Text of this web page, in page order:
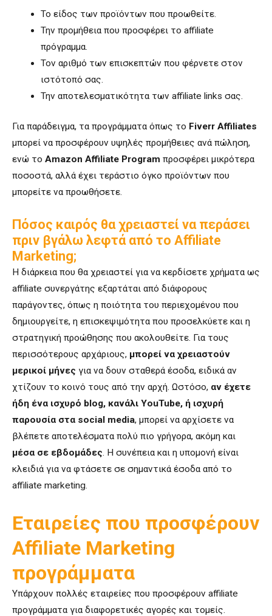
Το είδος των προϊόντων που προωθείτε.
Την προμήθεια που προσφέρει το affiliate
πρόγραμμα.
Τον αριθμό των επισκεπτών που φέρνετε στον
ιστότοπό σας.
Την αποτελεσματικότητα των affiliate links σας.
Για παράδειγμα, τα προγράμματα όπως το Fiverr Affiliates
μπορεί να προσφέρουν υψηλές προμήθειες ανά πώληση,
ενώ το Amazon Affiliate Program προσφέρει μικρότερα
ποσοστά, αλλά έχει τεράστιο όγκο προϊόντων που
μπορείτε να προωθήσετε.
Πόσος καιρός θα χρειαστεί να περάσει
πριν βγάλω λεφτά από το Affiliate
Marketing;
Η διάρκεια που θα χρειαστεί για να κερδίσετε χρήματα ως
affiliate συνεργάτης εξαρτάται από διάφορους
παράγοντες, όπως η ποιότητα του περιεχομένου που
δημιουργείτε, η επισκεψιμότητα που προσελκύετε και η
στρατηγική προώθησης που ακολουθείτε. Για τους
περισσότερους αρχάριους, μπορεί να χρειαστούν
μερικοί μήνες για να δουν σταθερά έσοδα, ειδικά αν
χτίζουν το κοινό τους από την αρχή. Ωστόσο, αν έχετε
ήδη ένα ισχυρό blog, κανάλι YouTube, ή ισχυρή
παρουσία στα social media, μπορεί να αρχίσετε να
βλέπετε αποτελέσματα πολύ πιο γρήγορα, ακόμη και
μέσα σε εβδομάδες. Η συνέπεια και η υπομονή είναι
κλειδιά για να φτάσετε σε σημαντικά έσοδα από το
affiliate marketing.
Εταιρείες που προσφέρουν
Affiliate Marketing
προγράμματα
Υπάρχουν πολλές εταιρείες που προσφέρουν affiliate
προγράμματα για διαφορετικές αγορές και τομείς.